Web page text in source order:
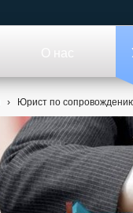
О нас
› Юрист по